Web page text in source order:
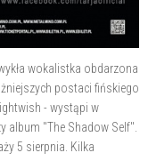
wokalistka obdarzona
postaci fińskiego
- wystąpi w
album "The Shadow Self".
5 sierpnia. Kilka